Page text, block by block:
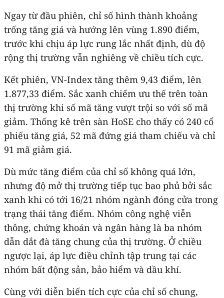
Ngay từ đầu phiên, chỉ số hình thành khoảng
trống tăng giá và hướng lên vùng 1.890 điểm,
trước khi chịu áp lực rung lắc nhất định, dù độ
rộng thị trường vẫn nghiêng về chiều tích cực.
Kết phiên, VN-Index tăng thêm 9,43 điểm, lên
1.877,33 điểm. Sắc xanh chiếm ưu thế trên toàn
thị trường khi số mã tăng vượt trội so với số mã
giảm. Thống kê trên sàn HoSE cho thấy có 240 cổ
phiếu tăng giá, 52 mã đứng giá tham chiếu và chỉ
91 mã giảm giá.
Dù mức tăng điểm của chỉ số không quá lớn,
nhưng độ mở thị trường tiếp tục bao phủ bởi sắc
xanh khi có tới 16/21 nhóm ngành đóng cửa trong
trạng thái tăng điểm. Nhóm công nghệ viễn
thông, chứng khoán và ngân hàng là ba nhóm
dẫn dắt đà tăng chung của thị trường. Ở chiều
ngược lại, áp lực điều chỉnh tập trung tại các
nhóm bất động sản, bảo hiểm và dầu khí.
Cùng với diễn biến tích cực của chỉ số chung,